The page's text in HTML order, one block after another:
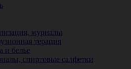
журналы
терапия
и белье
спиртовые салфетки